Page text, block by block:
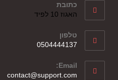
כתובת
האגוז 10 לפיד
טלפון
0504444137
Email:
contact@support.com